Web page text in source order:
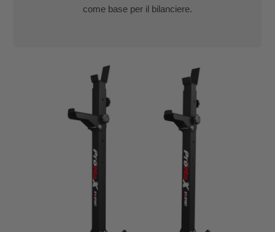
come base per il bilanciere.